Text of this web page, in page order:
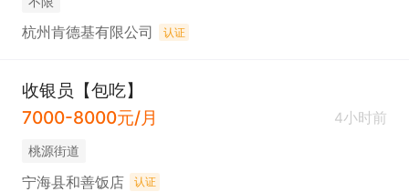
杭州肯德基有限公司 认证
收银员【包吃】
7000-8000元/月
4小时前
桃源街道
宁海县和善饭店 认证